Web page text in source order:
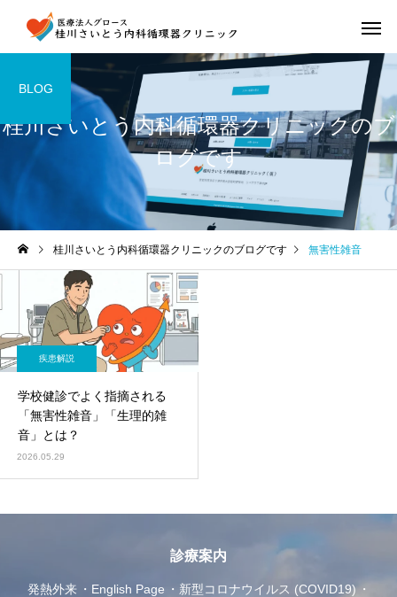
桂川さいとう内科循環器クリニックのブ
ログです
BLOG
桂川さいとう内科循環器クリニックのブログです 無害性雑音
疾患解説
学校健診でよく指摘される
「無害性雑音」「生理的雑
音」とは？
2026.05.29
診療案内
発熱外来 English Page
新型コロナウイルス (COVID19)